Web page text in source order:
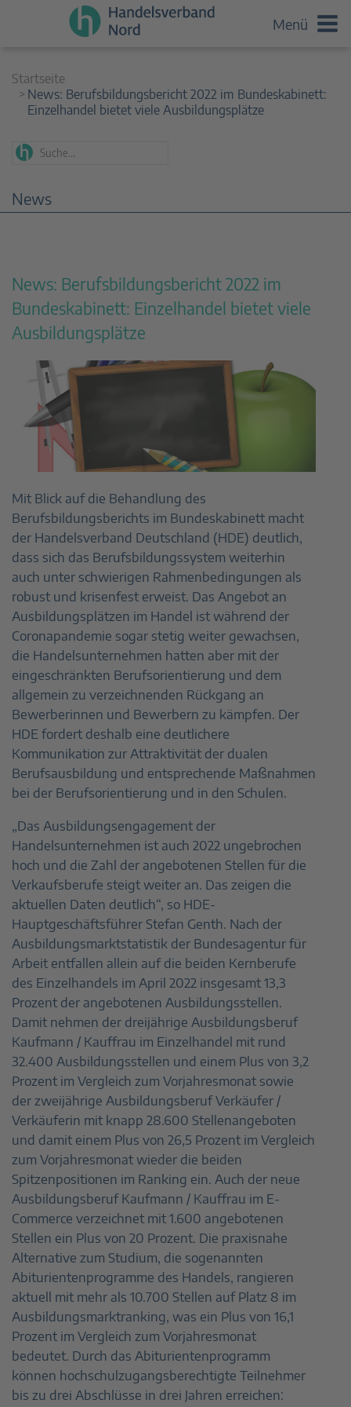
Menü
Startseite
News: Berufsbildungsbericht 2022 im Bundeskabinett:
Einzelhandel bietet viele Ausbildungsplätze
News
News: Berufsbildungsbericht 2022 im
Bundeskabinett: Einzelhandel bietet viele
Ausbildungsplätze
Mit Blick auf die Behandlung des
Berufsbildungsberichts im Bundeskabinett macht
der Handelsverband Deutschland (HDE) deutlich,
dass sich das Berufsbildungssystem weiterhin
auch unter schwierigen Rahmenbedingungen als
robust und krisenfest erweist. Das Angebot an
Ausbildungsplätzen im Handel ist während der
Coronapandemie sogar stetig weiter gewachsen,
die Handelsunternehmen hatten aber mit der
eingeschränkten Berufsorientierung und dem
allgemein zu verzeichnenden Rückgang an
Bewerberinnen und Bewerbern zu kämpfen. Der
HDE fordert deshalb eine deutlichere
Kommunikation zur Attraktivität der dualen
Berufsausbildung und entsprechende Maßnahmen
bei der Berufsorientierung und in den Schulen.
„Das Ausbildungsengagement der
Handelsunternehmen ist auch 2022 ungebrochen
hoch und die Zahl der angebotenen Stellen für die
Verkaufsberufe steigt weiter an. Das zeigen die
aktuellen Daten deutlich“, so HDE-
Hauptgeschäftsführer Stefan Genth. Nach der
Ausbildungsmarktstatistik der Bundesagentur für
Arbeit entfallen allein auf die beiden Kernberufe
des Einzelhandels im April 2022 insgesamt 13,3
Prozent der angebotenen Ausbildungsstellen.
Damit nehmen der dreijährige Ausbildungsberuf
Kaufmann / Kauffrau im Einzelhandel mit rund
32.400 Ausbildungsstellen und einem Plus von 3,2
Prozent im Vergleich zum Vorjahresmonat sowie
der zweijährige Ausbildungsberuf Verkäufer /
Verkäuferin mit knapp 28.600 Stellenangeboten
und damit einem Plus von 26,5 Prozent im Vergleich
zum Vorjahresmonat wieder die beiden
Spitzenpositionen im Ranking ein. Auch der neue
Ausbildungsberuf Kaufmann / Kauffrau im E-
Commerce verzeichnet mit 1.600 angebotenen
Stellen ein Plus von 20 Prozent. Die praxisnahe
Alternative zum Studium, die sogenannten
Abiturientenprogramme des Handels, rangieren
aktuell mit mehr als 10.700 Stellen auf Platz 8 im
Ausbildungsmarktranking, was ein Plus von 16,1
Prozent im Vergleich zum Vorjahresmonat
bedeutet. Durch das Abiturientenprogramm
können hochschulzugangsberechtigte Teilnehmer
bis zu drei Abschlüsse in drei Jahren erreichen: